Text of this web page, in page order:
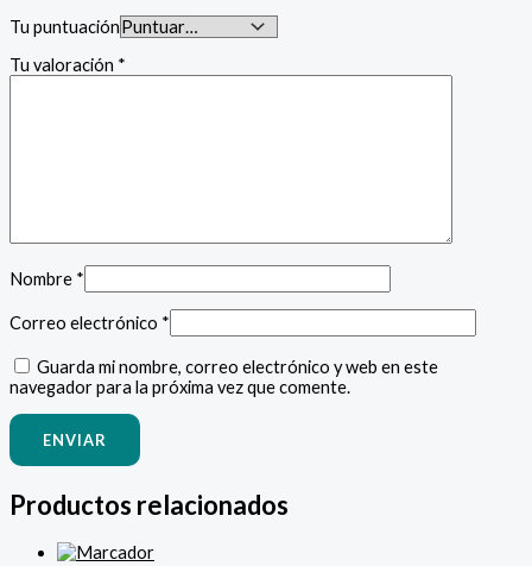
Tu puntuación
Tu valoración *
Nombre *
Correo electrónico *
Guarda mi nombre, correo electrónico y web en este
navegador para la próxima vez que comente.
Productos relacionados